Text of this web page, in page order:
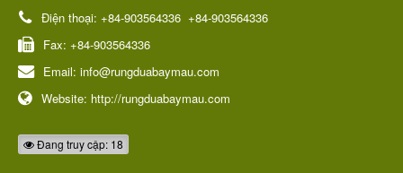
Điện thoại: +84-903564336 +84-903564336
Fax: +84-903564336
Email: info@rungduabaymau.com
Website: http://rungduabaymau.com
Đang truy cập: 18